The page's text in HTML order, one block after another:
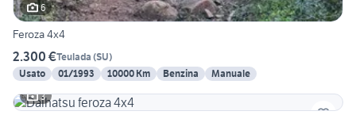
6
Feroza 4x4
2.300 €Teulada (SU)
Usato
01/1993 10000 Km Benzina
Manuale
3